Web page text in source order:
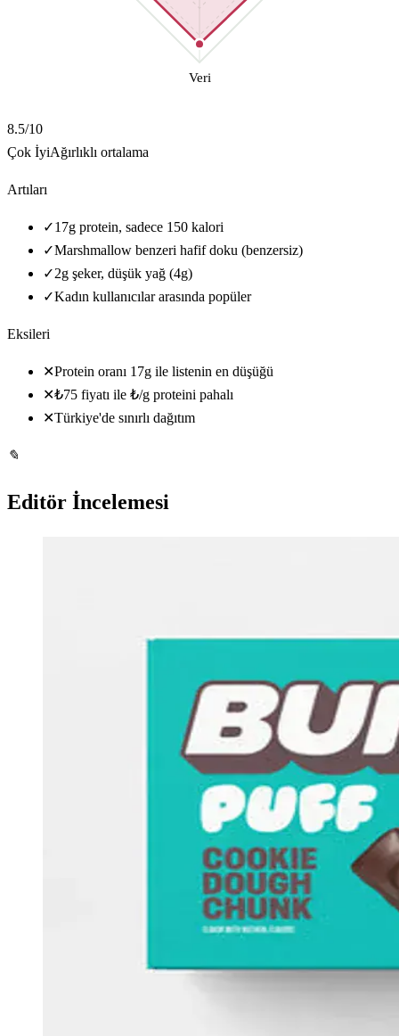
Veri
8.5/10
Çok İyiAğırlıklı ortalama
Artıları
✓17g protein, sadece 150 kalori
✓Marshmallow benzeri hafif doku (benzersiz)
✓2g şeker, düşük yağ (4g)
✓Kadın kullanıcılar arasında popüler
Eksileri
✕Protein oranı 17g ile listenin en düşüğü
✕₺75 fiyatı ile ₺/g proteini pahalı
✕Türkiye'de sınırlı dağıtım
✎
Editör İncelemesi